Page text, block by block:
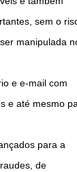
sem o
manipulada
e e-mail com
e até mesmo
para a
de